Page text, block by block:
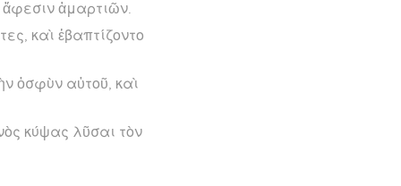
ἁμαρτιῶν.
καὶ ἐβαπτίζοντο
ὀσφὺν αὐτοῦ, καὶ
κύψας λῦσαι τὸν